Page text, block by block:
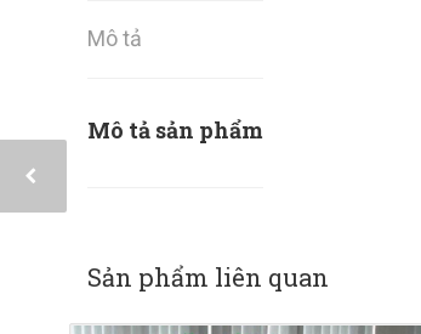
Mô tả
Mô tả sản phẩm
Sản phẩm liên quan